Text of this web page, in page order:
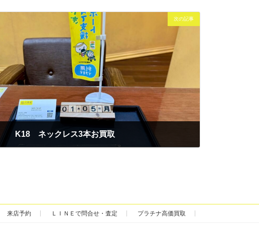
次の記事
K18 ネックレス3本お買取
来店予約 ＬＩＮＥで問合せ・査定 プラチナ高価買取